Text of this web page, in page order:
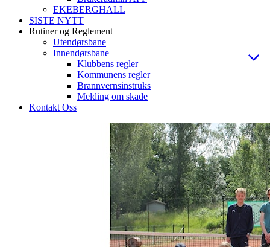
EKEBERGHALL
SISTE NYTT
Rutiner og Reglement
Utendørsbane
Innendørsbane
Klubbens regler
Kommunens regler
Brannvernsinstruks
Melding om skade
Kontakt Oss